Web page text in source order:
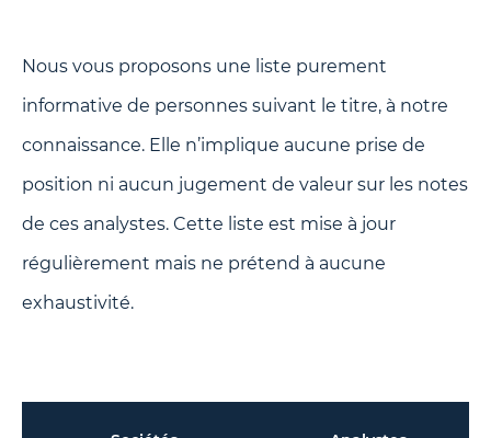
Nous vous proposons une liste purement
informative de personnes suivant le titre, à notre
connaissance. Elle n’implique aucune prise de
position ni aucun jugement de valeur sur les notes
de ces analystes. Cette liste est mise à jour
régulièrement mais ne prétend à aucune
exhaustivité.